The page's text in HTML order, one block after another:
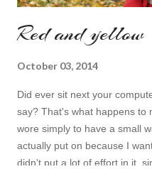
Red and yellow
October 03, 2014
Did ever sit next your
say? That's what happens to
wore simply to have a small
actually put on because I
didn't put a lot of effort in it,